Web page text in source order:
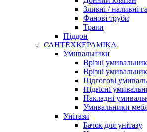
Зливні / наливні
Фанові труби
Трапи
Піддон
САНТЕХКЕРАМІКА
Умивальники
Врізні
Врізні
Підлогові
Підвісні
Накладні
Умивальники
Унітази
Бачок для унітазу